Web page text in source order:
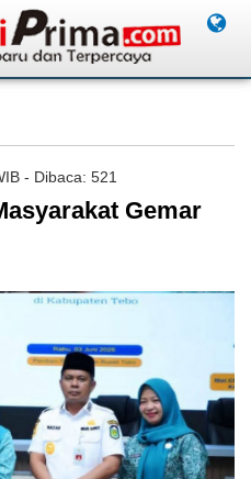
- Dibaca: 521
Gemar